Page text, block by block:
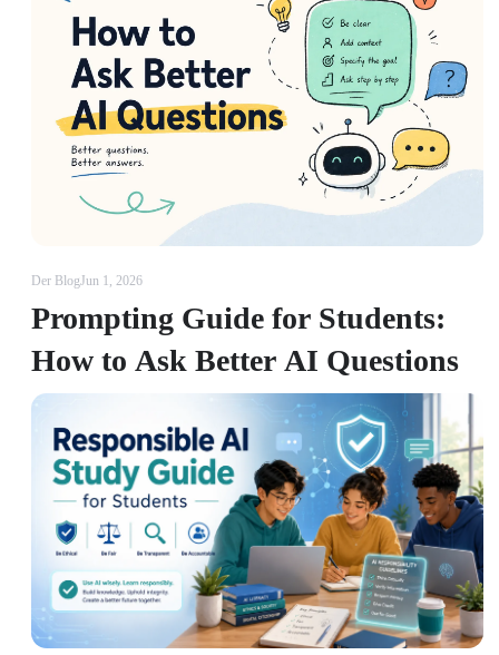
Der BlogJun 1, 2026
Prompting Guide for Students:
How to Ask Better AI Questions